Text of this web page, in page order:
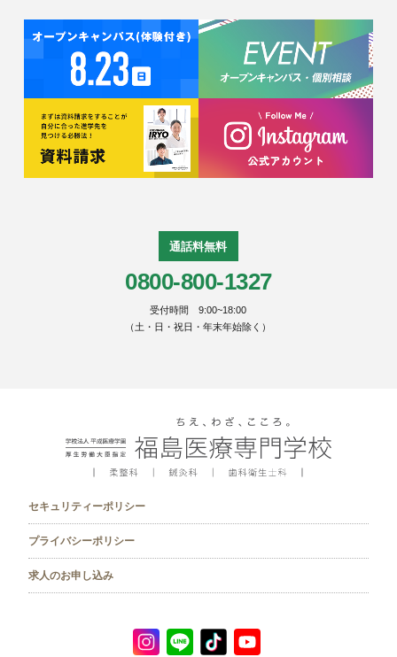
通話料無料
0800-800-1327
受付時間 9:00~18:00
（土・日・祝日・年末年始除く）
セキュリティーポリシー
プライバシーポリシー
求人のお申し込み